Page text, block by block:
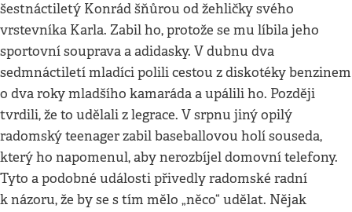
šestnáctiletý Konrád šňůrou od žehličky svého
vrstevníka Karla. Zabil ho, protože se mu líbila jeho
sportovní souprava a adidasky. V dubnu dva
sedmnáctiletí mladíci polili cestou z diskotéky benzinem
o dva roky mladšího kamaráda a upálili ho. Později
tvrdili, že to udělali z legrace. V srpnu jiný opilý
radomský teenager zabil baseballovou holí souseda,
který ho napomenul, aby nerozbíjel domovní telefony.
Tyto a podobné události přivedly radomské radní
k názoru, že by se s tím mělo „něco“ udělat. Nějak